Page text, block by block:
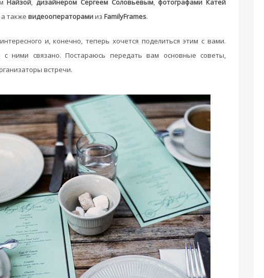
Найзой, дизайнером Сергеем Соловьевым, фотографами Катей
а также видеооператорамииз FamilyFrames.
и, конечно, теперь хочется поделиться этим с вами.
ними связано. Постараюсь передать вам основные советы,
встречи.